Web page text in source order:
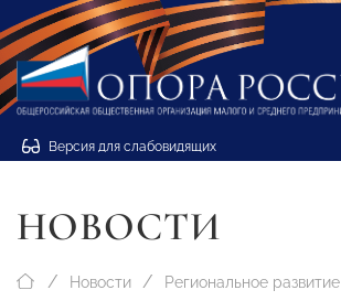
Версия для слабовидящих
НОВОСТИ
Новости Региональное развитие